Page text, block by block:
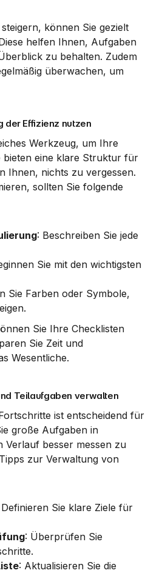
können Sie gezielt
helfen Ihnen, Aufgaben
zu behalten. Zudem
überwachen, um
der Effizienz nutzen
Werkzeug, um Ihre
bieten eine klare Struktur für
Ihnen, nichts zu vergessen.
sollten Sie folgende
: Beschreiben Sie jede
Sie mit den wichtigsten
Sie Farben oder Symbole,
Sie Ihre Checklisten
Sie Zeit und
Wesentliche.
Teilaufgaben verwalten
ist entscheidend für
Verlauf besser messen zu
zur Verwaltung von
Definieren Sie klare Ziele für
: Überprüfen Sie
: Aktualisieren Sie die